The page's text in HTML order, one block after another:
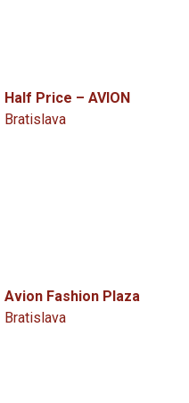
Half Price – AVION
Bratislava
Avion Fashion Plaza
Bratislava